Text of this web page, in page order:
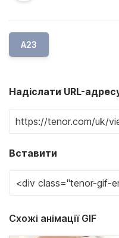
A23
Надіслати URL-
Вставити
Схожі анімації GIF